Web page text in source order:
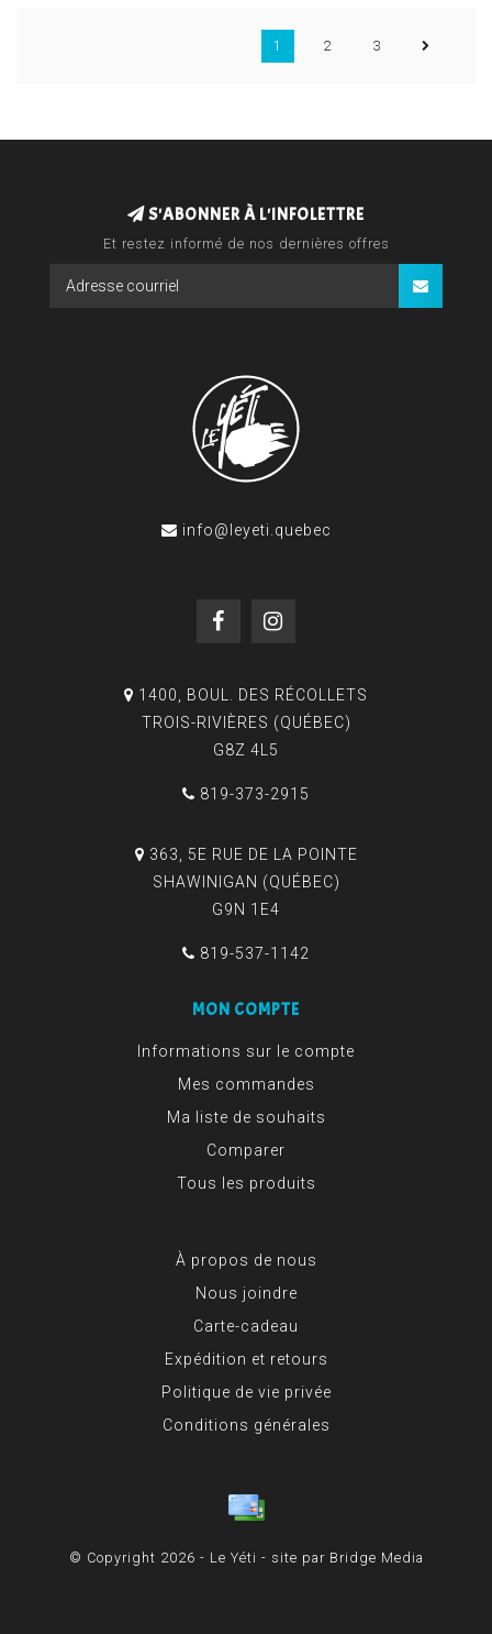
1 2 3
S'ABONNER À L'INFOLETTRE
Et restez informé de nos dernières offres
info@leyeti.quebec
1400, BOUL. DES RÉCOLLETS
TROIS-RIVIÈRES (QUÉBEC)
G8Z 4L5
819-373-2915
363, 5E RUE DE LA POINTE
SHAWINIGAN (QUÉBEC)
G9N 1E4
819-537-1142
MON COMPTE
Informations sur le compte
Mes commandes
Ma liste de souhaits
Comparer
Tous les produits
À propos de nous
Nous joindre
Carte-cadeau
Expédition et retours
Politique de vie privée
Conditions générales
© Copyright 2026 - Le Yéti - site par Bridge Media